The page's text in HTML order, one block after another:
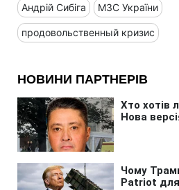
Андрій Сибіга МЗС України
продовольственный кризис